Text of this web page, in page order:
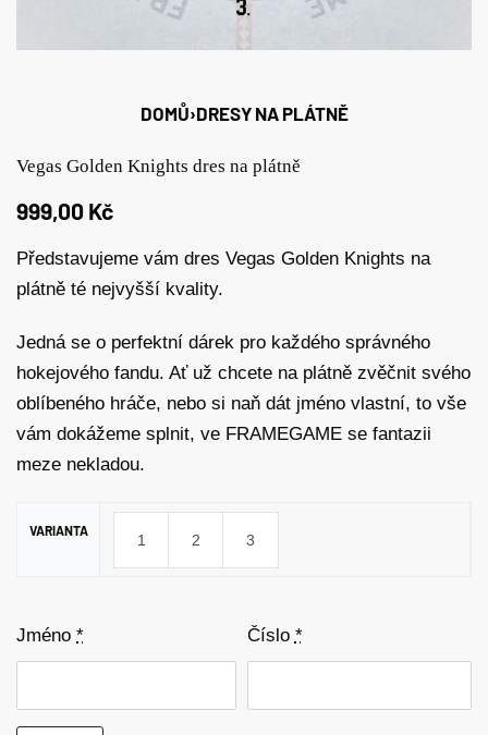
DOMŮ›DRESY NA PLÁTNĚ
Vegas Golden Knights dres na plátně
999,00 Kč
Představujeme vám dres Vegas Golden Knights na
plátně té nejvyšší kvality.
Jedná se o perfektní dárek pro každého správného
hokejového fandu. Ať už chcete na plátně zvěčnit svého
oblíbeného hráče, nebo si naň dát jméno vlastní, to vše
vám dokážeme splnit, ve FRAMEGAME se fantazii
meze nekladou.
VARIANTA
1 2 3
Jméno * Číslo *